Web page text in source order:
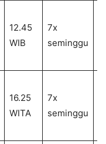
12.45
WIB
7x
seminggu
16.25
WITA
7x
seminggu